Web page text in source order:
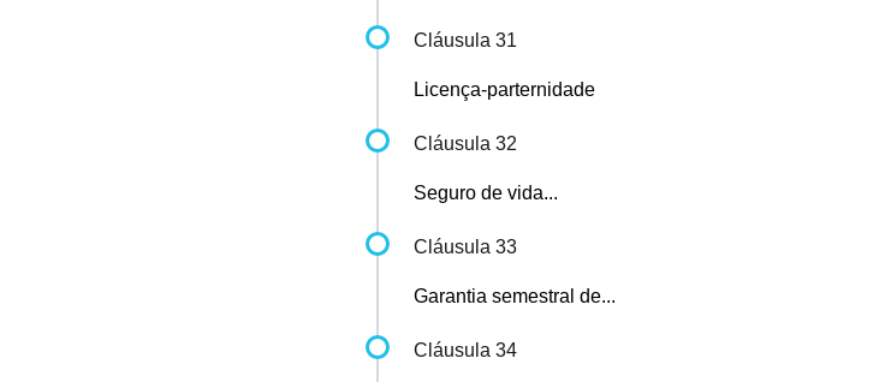
Cláusula 31
Licença-parternidade
Cláusula 32
Seguro de vida...
Cláusula 33
Garantia semestral de...
Cláusula 34